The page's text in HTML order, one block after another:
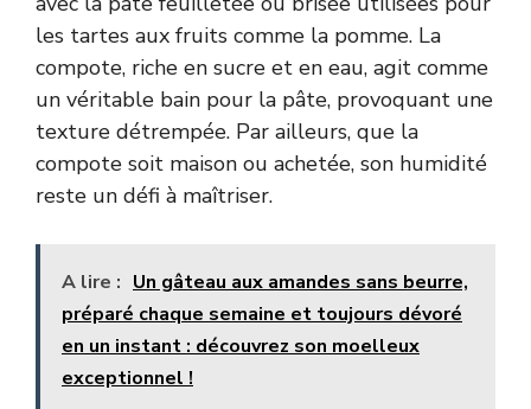
les tartes aux fruits comme la pomme. La
compote, riche en sucre et en eau, agit comme
un véritable bain pour la pâte, provoquant une
texture détrempée. Par ailleurs, que la
compote soit maison ou achetée, son humidité
reste un défi à maîtriser.
A lire : Un gâteau aux amandes sans beurre,
préparé chaque semaine et toujours dévoré
en un instant : découvrez son moelleux
exceptionnel !